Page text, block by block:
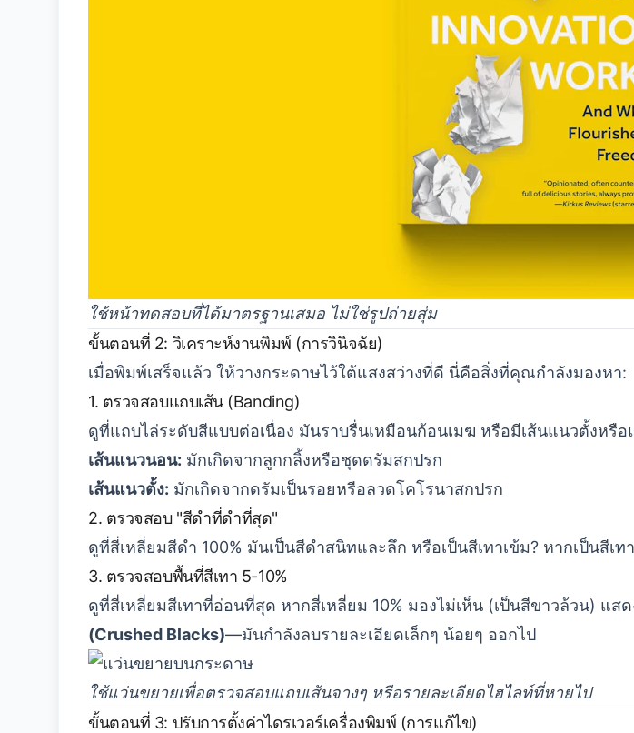
ใช้หน้าทดสอบที่ได้มาตรฐานเสมอ ไม่ใช่รูปถ่ายสุ่ม
ขั้นตอนที่ 2: วิเคราะห์งานพิมพ์ (การวินิจฉัย)
เมื่อพิมพ์เสร็จแล้ว ให้วางกระดาษไว้ใต้แสงสว่างที่ดี นี่คือสิ่งที่คุณกำลังมองหา:
1. ตรวจสอบแถบเส้น (Banding)
ดูที่แถบไล่ระดับสีแบบต่อเนื่อง มันราบรื่นเหมือนก้อนเมฆ หรือมีเส้นแนวตั้งหรื
เส้นแนวนอน: มักเกิดจากลูกกลิ้งหรือชุดดรัมสกปรก
เส้นแนวตั้ง: มักเกิดจากดรัมเป็นรอยหรือลวดโคโรนาสกปรก
2. ตรวจสอบ "สีดำที่ดำที่สุด"
ดูที่สี่เหลี่ยมสีดำ 100% มันเป็นสีดำสนิทและลึก หรือเป็นสีเทาเข้ม? หากเป็นสีเท
3. ตรวจสอบพื้นที่สีเทา 5-10%
ดูที่สี่เหลี่ยมสีเทาที่อ่อนที่สุด หากสี่เหลี่ยม 10% มองไม่เห็น (เป็นสีขาวล้วน) แ
(Crushed Blacks)—มันกำลังลบรายละเอียดเล็กๆ น้อยๆ ออกไป
ใช้แว่นขยายเพื่อตรวจสอบแถบเส้นจางๆ หรือรายละเอียดไฮไลท์ที่หายไป
ขั้นตอนที่ 3: ปรับการตั้งค่าไดรเวอร์เครื่องพิมพ์ (การแก้ไข)